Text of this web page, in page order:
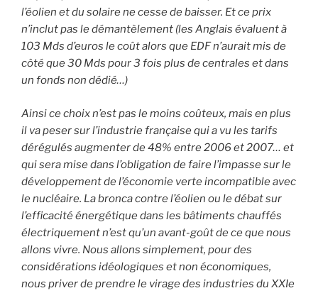
l’éolien et du solaire ne cesse de baisser. Et ce prix
n’inclut pas le démantèlement (les Anglais évaluent à
103 Mds d’euros le coût alors que EDF n’aurait mis de
côté que 30 Mds pour 3 fois plus de centrales et dans
un fonds non dédié…)
Ainsi ce choix n’est pas le moins coûteux, mais en plus
il va peser sur l’industrie française qui a vu les tarifs
dérégulés augmenter de 48% entre 2006 et 2007… et
qui sera mise dans l’obligation de faire l’impasse sur le
développement de l’économie verte incompatible avec
le nucléaire. La bronca contre l’éolien ou le débat sur
l’efficacité énergétique dans les bâtiments chauffés
électriquement n’est qu’un avant-goût de ce que nous
allons vivre. Nous allons simplement, pour des
considérations idéologiques et non économiques,
nous priver de prendre le virage des industries du XXIe